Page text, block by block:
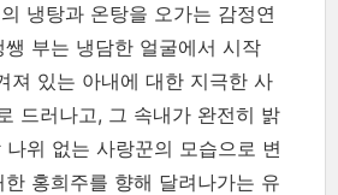
냉탕과 온탕을 오가는 감정연
부는 냉담한 얼굴에서 시작
져 있는 아내에 대한 지극한 사
드러나고, 그 속내가 완전히 밝
위 없는 사랑꾼의 모습으로 변
홍희주를 향해 달려나가는 유